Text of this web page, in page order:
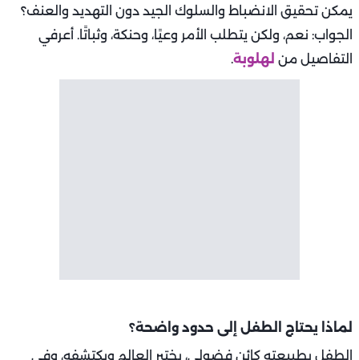
يمكن تحقيق الانضباط والسلوك الجيد دون التهديد والعنف؟
الجواب: نعم، ولكن يتطلب الأمر وعيًا، وحنكة، وثباتًا. أعرفي
التفاصيل من لهلوبة.
لماذا يحتاج الطفل إلى حدود واضحة؟
الطفل بطبيعته كائن فضولي، يختبر العالم ويكتشفه، وفي